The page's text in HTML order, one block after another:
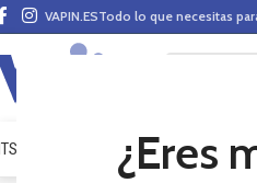
¿Eres
VAPIN.ESTodo lo que necesitas
VAPEO MODS